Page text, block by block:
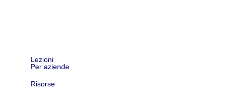
Lezioni
Per aziende
Risorse